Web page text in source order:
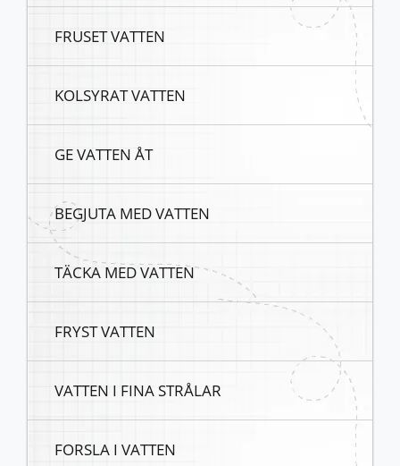
FRUSET VATTEN
KOLSYRAT VATTEN
GE VATTEN ÅT
BEGJUTA MED VATTEN
TÄCKA MED VATTEN
FRYST VATTEN
VATTEN I FINA STRÅLAR
FORSLA I VATTEN